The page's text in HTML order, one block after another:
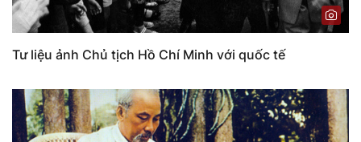
Tư liệu ảnh Chủ tịch Hồ Chí Minh với quốc tế